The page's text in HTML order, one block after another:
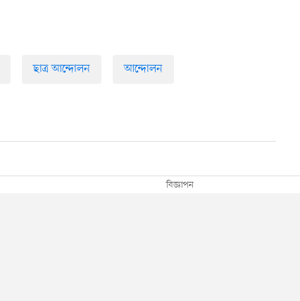
ছাত্র আন্দোলন আন্দোলন